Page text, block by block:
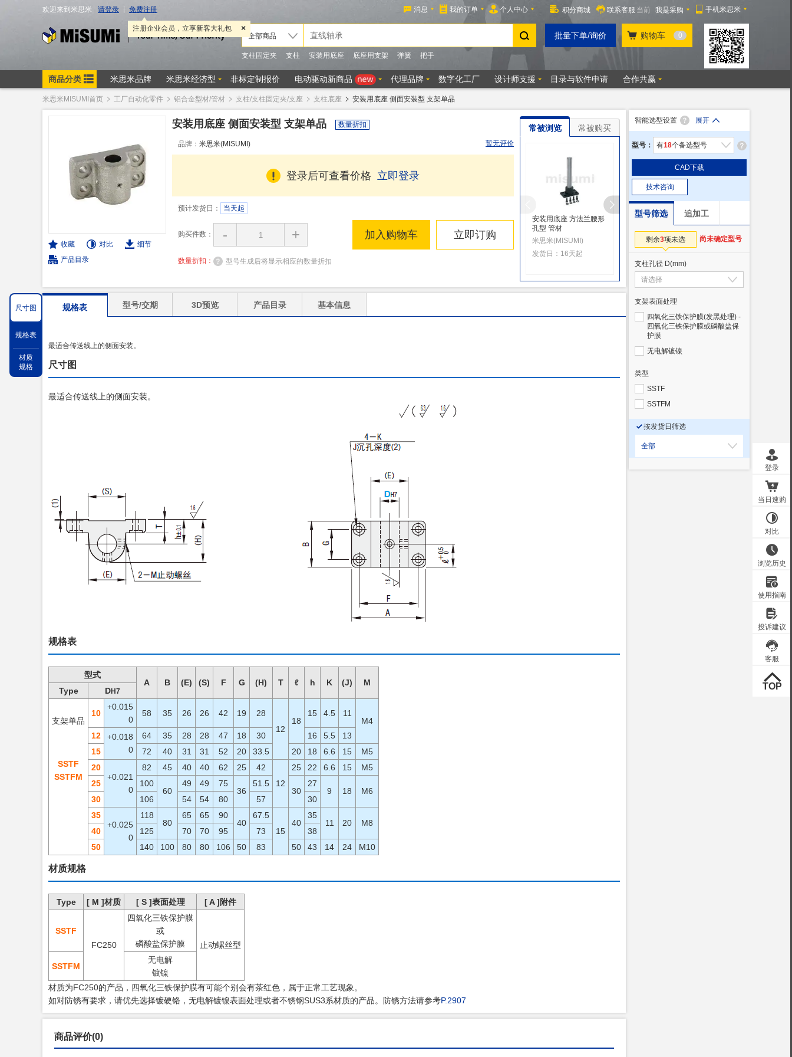
米思米MISUMI首页 工厂自动化零件 铝合金型材/管材 支柱/支柱固定夹/支座 支柱底座 安装用底座 侧面安装型 支架单品
收藏 对比
细节
产品目录
安装用底座 侧面安装型 支架单品 数量折扣
品牌： 米思米(MISUMI) 暂无评价
登录后可查看价格 立即登录
预计发货日： 当天起
购买件数： - +
数量折扣： 型号生成后将显示相应的数量折扣
加入购物车 立即订购
常被浏览 常被购买
安装用底座 方法兰腰形
孔型 管材
米思米(MISUMI)
发货日：16天起
安装用底座 圆法兰通孔
米思米(MISUMI)
发货日：16天起
米思米(MISUMI)
规格表 型号/交期 3D预览 产品目录 基本信息
最适合传送线上的侧面安装。
尺寸图
最适合传送线上的侧面安装。
规格表
型式
A
B (E) (S) F G (H) T ℓ h K (J)
M
Type
DH7
支架单品
10
+0.015
0
58 35 26 26 42 19
28
12
18
15 4.5
11
M4
12
+0.018
0
64 35 28 28 47 18 30 16 5.5 13
SSTF
SSTFM
15 72 40 31 31 52 20 33.5 20 18 6.6 15
M5
20
+0.021
0
82 45 40 40 62 25
42
12
25 22 6.6 15
M5
25
100
60
49 49
75
36
51.5
30
27
9
18
M6
30
106 54 54 80 57
30
35
+0.025
0
118
80
65 65
90
40
67.5
15
40
35
11
20
M8
40
125 70 70 95 73
38
50
140 100 80 80 106 50 83 50 43 14 24 M10
材质规格
Type [ M ]材质 [ S ]表面处理 [ A ]附件
SSTF
FC250
四氧化三铁保护膜
或
磷酸盐保护膜
止动螺丝型
SSTFM
无电解
镀镍
材质为FC250的产品，四氧化三铁保护膜有可能个别会有茶红色，属于正常工艺现象。
如对防锈有要求，请优先选择镀硬铬，无电解镀镍表面处理或者不锈钢SUS3系材质的产品。防锈方法请参考P.2907
尺寸图
规格表
材质
规格
商品评价(0)
智能选型设置 展开
型号： 有18个备选型号
CAD下载
技术咨询
型号筛选 追加工
剩余3项未选 尚未确定型号
支柱孔径 D(mm)
支架表面处理
四氧化三铁保护膜(发黑处理) -
四氧化三铁保护膜或磷酸盐保
护膜
无电解镀镍
类型
SSTF
SSTFM
按发货日筛选
全部